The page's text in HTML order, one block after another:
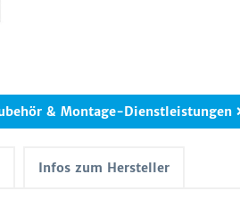
& Montage-Dienstleistungen
Infos zum Hersteller